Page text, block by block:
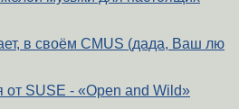
в своём CMUS (дада, Ваш лю
от SUSE - «Open and Wild»